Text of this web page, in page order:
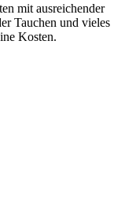
mit ausreichender
Tauchen und vieles
Kosten.